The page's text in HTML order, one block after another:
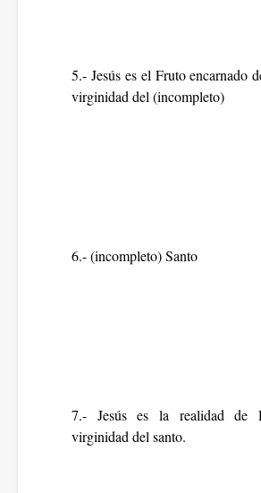
5.- Jesús es el Fruto encarnado
virginidad del (incompleto)
6.- (incompleto) Santo
7.- Jesús es la realidad de
virginidad del santo.